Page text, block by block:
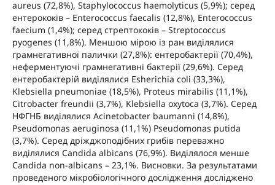
аureus (72,8%), Staphylococcus haemolyticus (5,9%); серед
ентерококів – Enterococcus faecalis (12,8%), Enterococcus
faecium (1,4%); серед стрептококів – Streptococcus
pyogenes (11,8%). Меншою мірою із ран виділялися
грамнегативної палички (27,8%): ентеробактерії (70,4%),
неферментуючі грамнегативні бактерії (29,6%). Серед
ентеробактерій виділялися Esherichia coli (33,3%),
Klebsiella pneumoniaе (18,5%), Proteus mirabilis (11,1%),
Citrobacter freundii (3,7%), Klebsiella oxytoca (3,7%). Серед
НФГНБ виділялися Acinetobacter baumanni (14,8%),
Pseudomonas aeruginosa (11,1%) Pseudomonas putida
(3,7%). Cеред дріжджоподібних грибів переважно
виділялися Candida albicans (76,9%). Виділялося менше
Candida non-albicans – 23,1%. Висновки. За результатами
проведеного мікробіологічного дослідження досліджено